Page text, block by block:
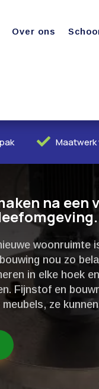
Over ons
 Maatwerk
na een
woonruimte
nou zo
in elke hoek
Fijnstof en
ze